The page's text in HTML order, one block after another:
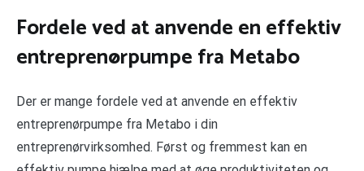
Fordele ved at anvende en effektiv
entreprenørpumpe fra Metabo
Der er mange fordele ved at anvende en effektiv
entreprenørpumpe fra Metabo i din
entreprenørvirksomhed. Først og fremmest kan en